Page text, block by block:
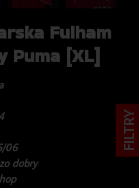
Fulham
Puma [XL]
06
dobry
FILTRY